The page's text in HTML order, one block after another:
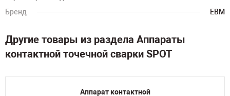
Бренд
ЕВМ
Другие товары из раздела Аппараты
контактной точечной сварки SPOT
Аппарат контактной